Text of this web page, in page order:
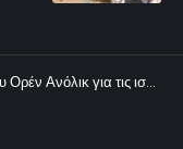
για τις ισραηλινές επενδύσεις στην Κύπρο